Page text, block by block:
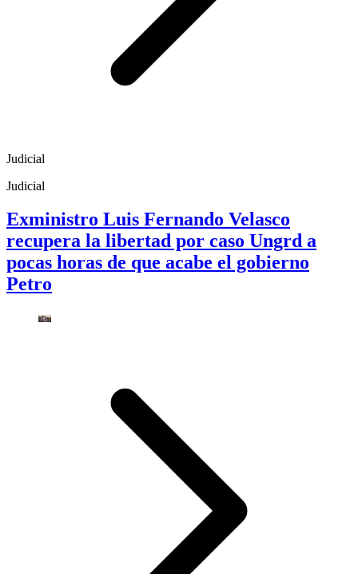
Judicial
Judicial
Exministro Luis Fernando Velasco
recupera la libertad por caso Ungrd a
pocas horas de que acabe el gobierno
Petro